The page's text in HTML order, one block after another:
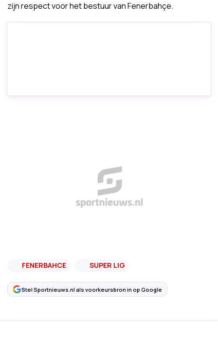
zijn respect voor het bestuur van Fenerbahçe.
FENERBAHCE SUPER LIG
Stel Sportnieuws.nl als voorkeursbron in op Google